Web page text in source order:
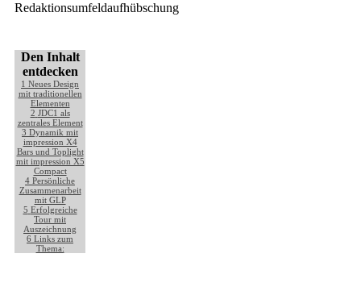
Redaktionsumfeldaufhübschung
Den Inhalt
entdecken
1 Neues Design
mit traditionellen
Elementen
2 JDC1 als
zentrales Element
3 Dynamik mit
impression X4
Bars und Toplight
mit impression X5
Compact
4 Persönliche
Zusammenarbeit
mit GLP
5 Erfolgreiche
Tour mit
Auszeichnung
6 Links zum
Thema: